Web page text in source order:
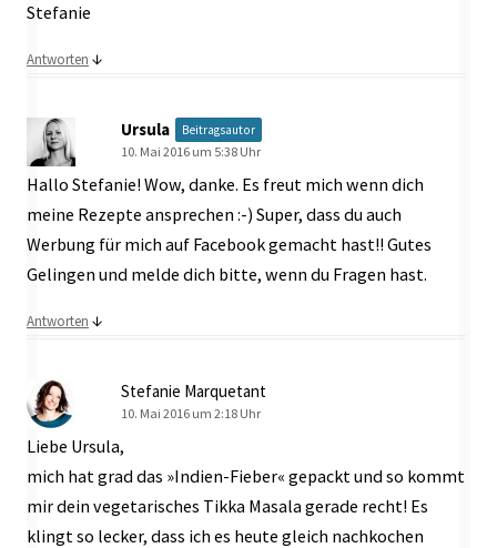
Stefanie
Antworten ↓
Ursula Beitragsautor
10. Mai 2016 um 5:38 Uhr
Hallo Stefanie! Wow, danke. Es freut mich wenn dich
meine Rezepte ansprechen :-) Super, dass du auch
Werbung für mich auf Facebook gemacht hast!! Gutes
Gelingen und melde dich bitte, wenn du Fragen hast.
Antworten ↓
Stefanie Marquetant
10. Mai 2016 um 2:18 Uhr
Liebe Ursula,
mich hat grad das »Indien-Fieber« gepackt und so kommt
mir dein vegetarisches Tikka Masala gerade recht! Es
klingt so lecker, dass ich es heute gleich nachkochen